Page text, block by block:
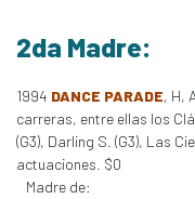
2da Madre:
1994 DANCE PARADE, H,
carreras, entre ellas los
(G3), Darling S. (G3), Las
actuaciones. $0
Madre de: